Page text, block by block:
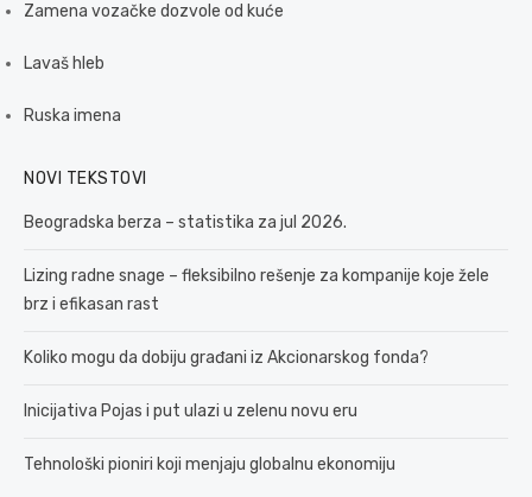
Zamena vozačke dozvole od kuće
Lavaš hleb
Ruska imena
NOVI TEKSTOVI
Beogradska berza – statistika za jul 2026.
Lizing radne snage – fleksibilno rešenje za kompanije koje žele
brz i efikasan rast
Koliko mogu da dobiju građani iz Akcionarskog fonda?
Inicijativa Pojas i put ulazi u zelenu novu eru
Tehnološki pioniri koji menjaju globalnu ekonomiju